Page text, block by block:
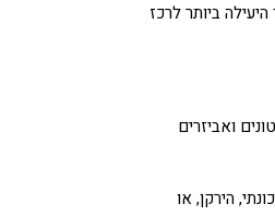
ביותר לרכז
ואביזרים
הירקן, או